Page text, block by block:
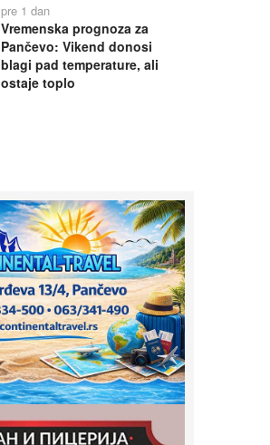
pre 1 dan
Vremenska prognoza za
Pančevo: Vikend donosi
blagi pad temperature, ali
ostaje toplo